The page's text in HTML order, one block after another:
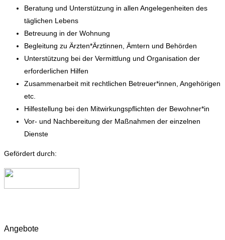
Beratung und Unterstützung in allen Angelegenheiten des
täglichen Lebens
Betreuung in der Wohnung
Begleitung zu Ärzten*Ärztinnen, Ämtern und Behörden
Unterstützung bei der Vermittlung und Organisation der
erforderlichen Hilfen
Zusammenarbeit mit rechtlichen Betreuer*innen, Angehörigen
etc.
Hilfestellung bei den Mitwirkungspflichten der Bewohner*in
Vor- und Nachbereitung der Maßnahmen der einzelnen
Dienste
Gefördert durch:
Angebote